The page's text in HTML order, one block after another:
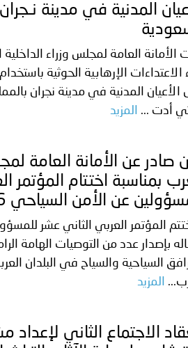
فلسطين ـ 1448/
في المجالات الأكاديمية
الإمارات ـ
الإمارات ـ
الإمارات ـ
الكويت ـ 1448/02/
لمجلس وزراء الداخلية العرب بشأن
المدنية في مدينة
الأمانة العامة لمجلس وزراء
الاعتداءات الإرهابية الحوثية
الأعيان المدنية في مدينة نجران
أدت ...
المزيد
صادر عن الأمانة العامة
بمناسبة اختتام المؤتمر
عن الأمن السياحي 2026.
المؤتمر العربي الثاني عشر
بإصدار عدد من التوصيات الهامة
السياحية والسياح في البلدان
المزيد
الاجتماع الثاني